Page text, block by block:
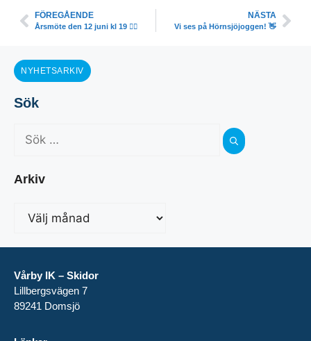
NYHETSARKIV
Sök
Arkiv
FÖREGÅENDE
Årsmöte den 12 juni kl 19 👩‍⚖️
NÄSTA
Vi ses på Hörnsjöjoggen! 👋
Vårby IK – Skidor
Lillbergsvägen 7
89241 Domsjö